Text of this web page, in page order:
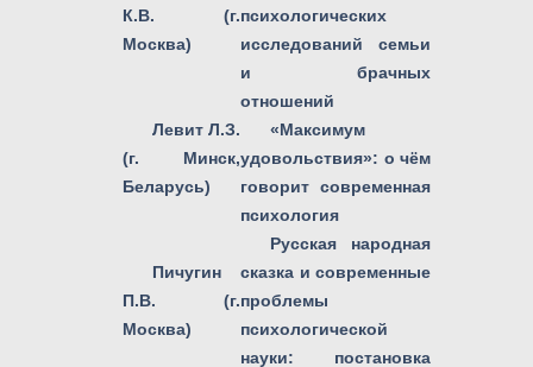
К.В. (г.
Москва)
психологических
исследований семьи
и брачных
отношений
Левит Л.З.
(г. Минск,
Беларусь)
«Максимум
удовольствия»: о чём
говорит современная
психология
Пичугин
П.В. (г.
Москва)
Русская народная
сказка и современные
проблемы
психологической
науки: постановка